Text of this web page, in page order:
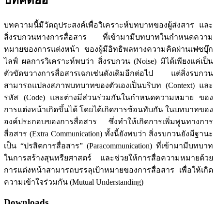
บทความนี้มีวัตถุประสงค์เพื่อวิเคราะห์บทบาทของผู้ส่งสาร และ
สิ่งรบกวนทางการสื่อสาร ที่เข้ามามีบทบาทในกำหนดความ
หมายของการแต่งหน้า ของผู้มีอิทธิพลทางความคิดผ่านเฟซบุ๊ก
ไลฟ์ ผลการวิเคราะห์พบว่า สิ่งรบกวน (Noise) มิได้เพียงแค่เป็น
ตัวขัดขวางการสื่อสารเฉกเช่นดังเดิมอีกต่อไป แต่สิ่งรบกวน
สามารถแปลงสภาพบทบาทของตัวเองเป็นบริบท (Context) และ
รหัส (Code) และต่างมีส่วนร่วมกันในกำหนดความหมาย ของ
การแต่งหน้าเกิดขึ้นได้ โดยได้เกิดการซ้อนทับกัน ในบทบาทของ
องค์ประกอบของการสื่อสาร ซึ่งทำให้เกิดการเพิ่มพูนทางการ
สื่อสาร (Extra Communication) ทั้งนี้ยังพบว่า สิ่งรบกวนยังมีฐานะ
เป็น “ปรสิตการสื่อสาร” (Paracommunication) ที่เข้ามามีบทบาท
ในการสร้างสุนทรียศาสตร์ และช่วยให้การสื่อความหมายด้วย
การแต่งหน้าสามารถบรรลุเป้าหมายของการสื่อสาร เพื่อให้เกิด
ความเข้าใจร่วมกัน (Mutual Understanding)